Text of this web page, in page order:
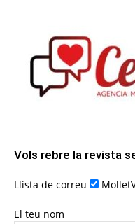
Vols rebre la revista
Llista de correu
El teu nom